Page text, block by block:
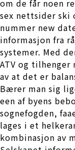
om de får noen
sex nettsider ski
nummer new
informasjon fra
systemer. Med
ATV og tilhenger
av at det er
Bærer man sig
een af byens
sognefogden,
lages i et
kombinasjon av